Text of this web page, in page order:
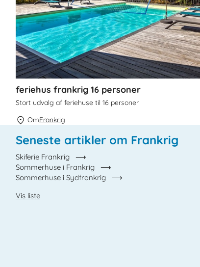
feriehus frankrig 16 personer
Stort udvalg af feriehuse til 16 personer
OmFrankrig
Seneste artikler om Frankrig
Skiferie Frankrig
Sommerhuse i Frankrig
Sommerhuse i Sydfrankrig
Vis liste